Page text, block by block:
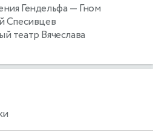
Гендельфа — Гном
Спесивцев
театр Вячеслава